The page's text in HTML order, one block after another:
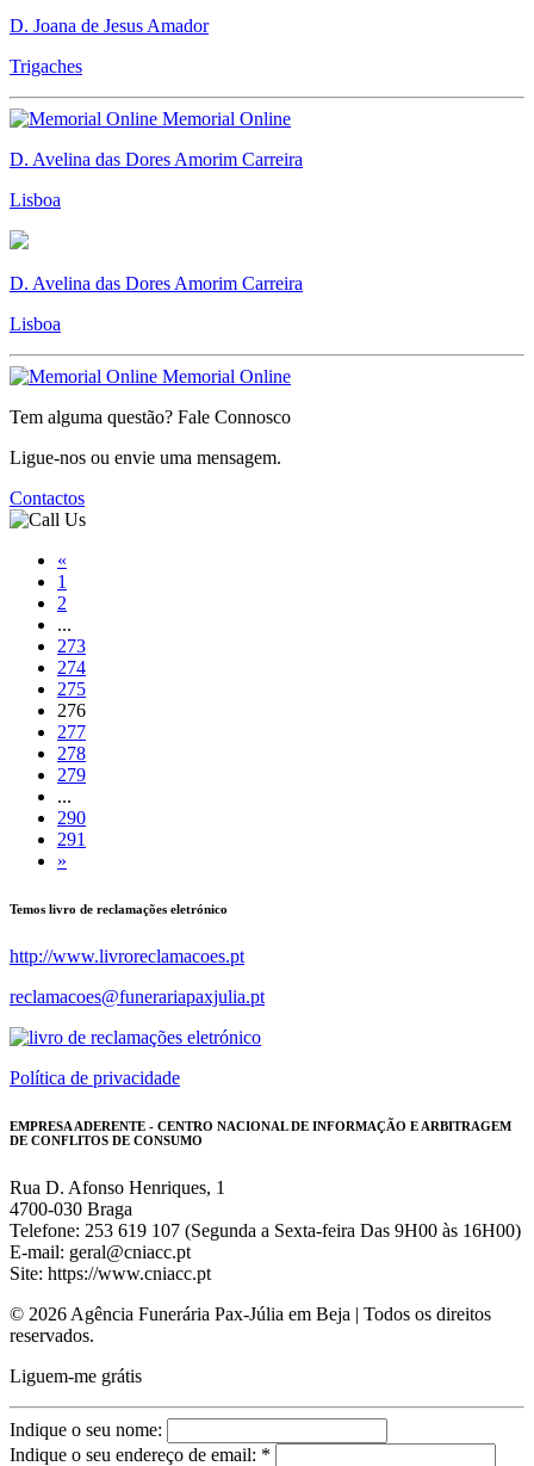
D. Joana de Jesus Amador
Trigaches
Memorial Online
D. Avelina das Dores Amorim Carreira
Lisboa
D. Avelina das Dores Amorim Carreira
Lisboa
Memorial Online
Tem alguma questão? Fale Connosco
Ligue-nos ou envie uma mensagem.
Contactos
«
1
2
...
273
274
275
276
277
278
279
...
290
291
»
Temos livro de reclamações eletrónico
http://www.livroreclamacoes.pt
reclamacoes@funerariapaxjulia.pt
Política de privacidade
EMPRESA ADERENTE - CENTRO NACIONAL DE INFORMAÇÃO E ARBITRAGEM
DE CONFLITOS DE CONSUMO
Rua D. Afonso Henriques, 1
4700-030 Braga
Telefone: 253 619 107 (Segunda a Sexta-feira Das 9H00 às 16H00)
E-mail: geral@cniacc.pt
Site: https://www.cniacc.pt
© 2026 Agência Funerária Pax-Júlia em Beja | Todos os direitos
reservados.
Liguem-me grátis
Indique o seu nome:
Indique o seu endereço de email: *